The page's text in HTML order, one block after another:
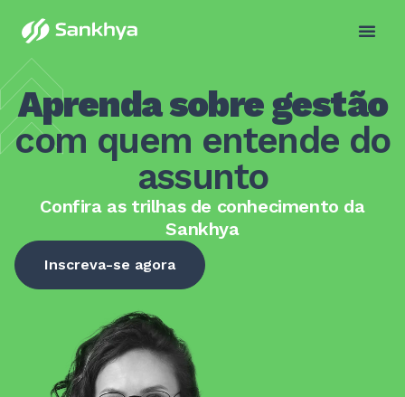
Aprenda sobre gestão
com quem entende do
assunto
Confira as trilhas de conhecimento da
Sankhya
Inscreva-se agora